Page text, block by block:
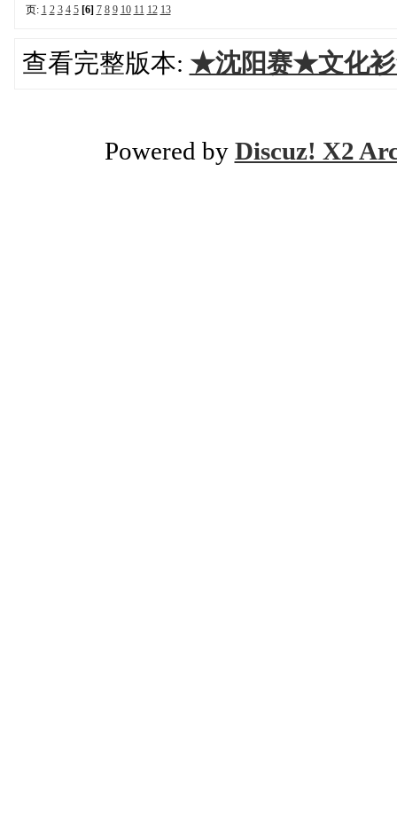
页: 1 2 3 4 5 [6] 7 8 9 10 11 12 13
查看完整版本: ★沈阳赛★文化
Powered by Discuz! X2